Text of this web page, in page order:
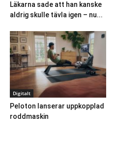
Läkarna sade att han kanske
aldrig skulle tävla igen – nu...
Digitalt
Peloton lanserar uppkopplad
roddmaskin